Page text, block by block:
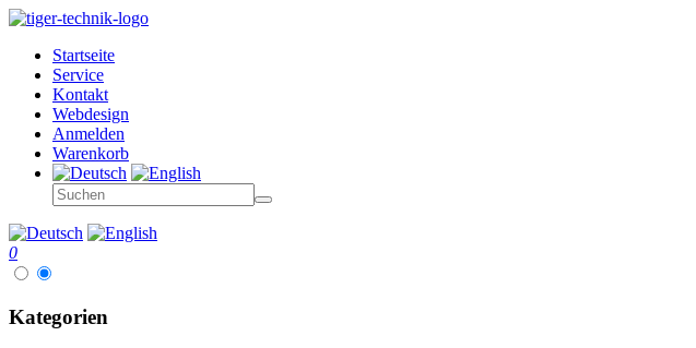
Startseite
Service
Kontakt
Webdesign
Anmelden
Warenkorb
0
Kategorien